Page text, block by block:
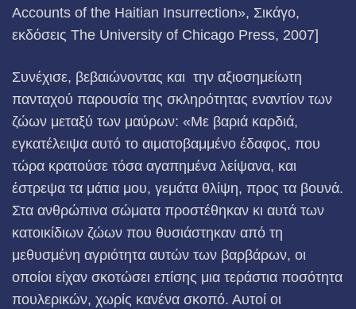
Accounts of the Haitian Insurrection», Σικάγο,
εκδόσεις The University of Chicago Press, 2007]
Συνέχισε, βεβαιώνοντας και την αξιοσημείωτη
πανταχού παρουσία της σκληρότητας εναντίον των
ζώων μεταξύ των μαύρων: «Με βαριά καρδιά,
εγκατέλειψα αυτό το αιματοβαμμένο έδαφος, που
τώρα κρατούσε τόσα αγαπημένα λείψανα, και
έστρεψα τα μάτια μου, γεμάτα θλίψη, προς τα βουνά.
Στα ανθρώπινα σώματα προστέθηκαν κι αυτά των
κατοικίδιων ζώων που θυσιάστηκαν από τη
μεθυσμένη αγριότητα αυτών των βαρβάρων, οι
οποίοι είχαν σκοτώσει επίσης μια τεράστια ποσότητα
πουλερικών, χωρίς κανένα σκοπό. Αυτοί οι